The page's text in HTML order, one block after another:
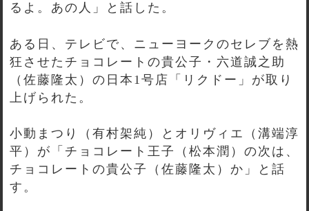
るよ。あの人」と話した。
ある日、テレビで、ニューヨークのセレブを熱
狂させたチョコレートの貴公子・六道誠之助
（佐藤隆太）の日本1号店「リクドー」が取り
上げられた。
小動まつり（有村架純）とオリヴィエ（溝端淳
平）が「チョコレート王子（松本潤）の次は、
チョコレートの貴公子（佐藤隆太）か」と話
す。